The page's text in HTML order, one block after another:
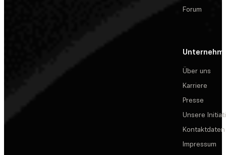
Forum
Über uns
Karriere
Presse
Unsere
Kontaktdaten
Impressum